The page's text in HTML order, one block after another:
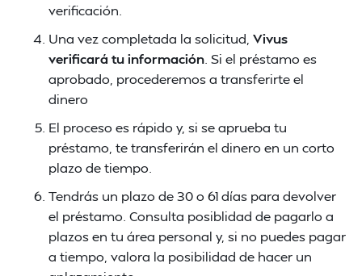
verificación.
Una vez completada la solicitud, Vivus
verificará tu información . Si el préstamo es
aprobado, procederemos a transferirte el
dinero
El proceso es rápido y, si se aprueba tu
préstamo, te transferirán el dinero en un corto
plazo de tiempo.
Tendrás un plazo de 30 o 61 días para devolver
el préstamo. Consulta posiblidad de pagarlo a
plazos en tu área personal y, si no puedes pagar
a tiempo, valora la posibilidad de hacer un